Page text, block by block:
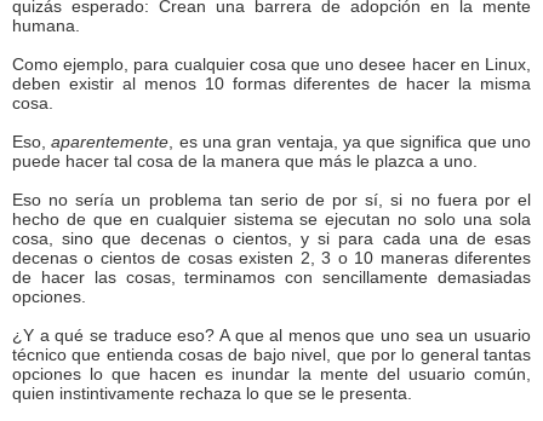
quizás esperado: Crean una barrera de adopción en la mente
humana.
Como ejemplo, para cualquier cosa que uno desee hacer en Linux,
deben existir al menos 10 formas diferentes de hacer la misma
cosa.
Eso,aparentemente , es una gran ventaja, ya que significa que uno
puede hacer tal cosa de la manera que más le plazca a uno.
Eso no sería un problema tan serio de por sí, si no fuera por el
hecho de que en cualquier sistema se ejecutan no solo una sola
cosa, sino que decenas o cientos, y si para cada una de esas
decenas o cientos de cosas existen 2, 3 o 10 maneras diferentes
de hacer las cosas, terminamos con sencillamente demasiadas
opciones.
¿Y a qué se traduce eso? A que al menos que uno sea un usuario
técnico que entienda cosas de bajo nivel, que por lo general tantas
opciones lo que hacen es inundar la mente del usuario común,
quien instintivamente rechaza lo que se le presenta.